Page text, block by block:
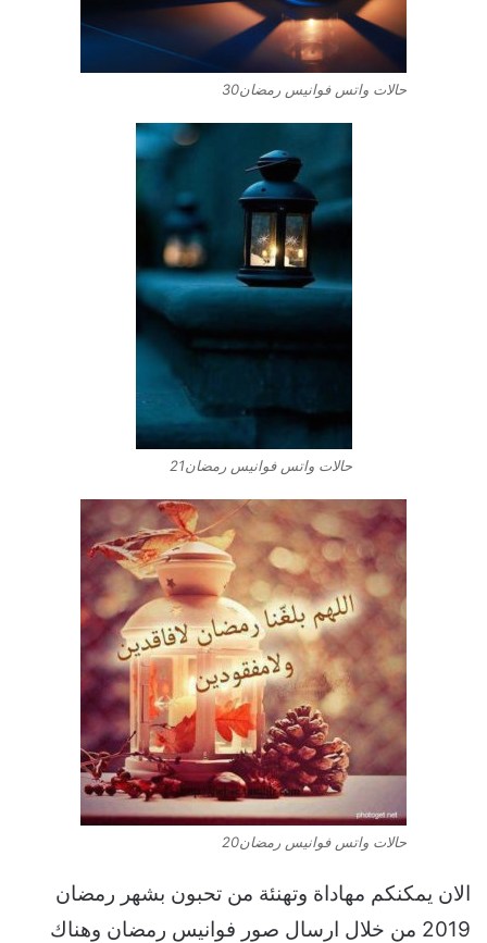
حالات واتس فوانيس رمضان30
حالات واتس فوانيس رمضان21
حالات واتس فوانيس رمضان20
الان يمكنكم مهاداة وتهنئة من تحبون بشهر رمضان
2019 من خلال ارسال صور فوانيس رمضان وهناك